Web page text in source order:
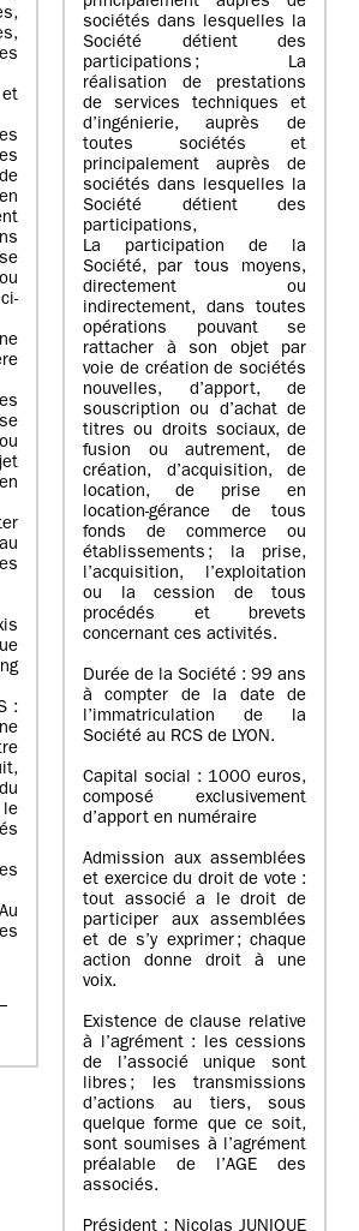
:
sociétés dans lesquelles la
Société détient des
participations ; La
réalisation de prestations
de services techniques et
d’ingénierie, auprès de
toutes sociétés et
principalement auprès de
sociétés dans lesquelles la
Société détient des
participations,
La participation de la
Société, par tous moyens,
directement ou
indirectement, dans toutes
opérations pouvant se
rattacher à son objet par
voie de création de sociétés
nouvelles, d’apport, de
souscription ou d’achat de
titres ou droits sociaux, de
fusion ou autrement, de
création, d’acquisition, de
location, de prise en
location-gérance de tous
fonds de commerce ou
établissements ; la prise,
l’acquisition, l’exploitation
ou la cession de tous
procédés et brevets
concernant ces activités.
Durée de la Société : 99 ans
à compter de la date de
l’immatriculation de la
Société au RCS de LYON.
Capital social : 1000 euros,
composé exclusivement
d’apport en numéraire
Admission aux assemblées
et exercice du droit de vote :
tout associé a le droit de
participer aux assemblées
et de s’y exprimer ; chaque
action donne droit à une
voix.
Existence de clause relative
à l’agrément : les cessions
de l’associé unique sont
libres ; les transmissions
d’actions au tiers, sous
quelque forme que ce soit,
sont soumises à l’agrément
préalable de l’AGE des
associés.